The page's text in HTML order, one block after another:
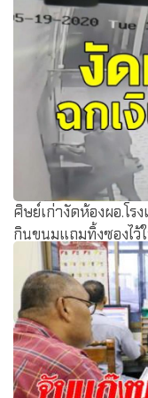
ศิษย์เก่างัดห้องผอ.โร
กินขนมแถมทิ้งซองไ